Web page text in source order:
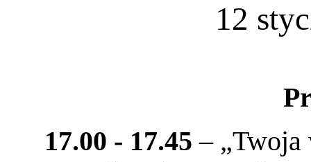
12
17.00 - 17.45 – „Twoja